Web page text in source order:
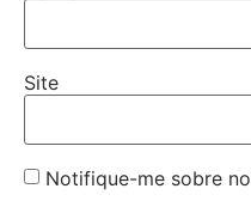
Site
Notifique-me sobre